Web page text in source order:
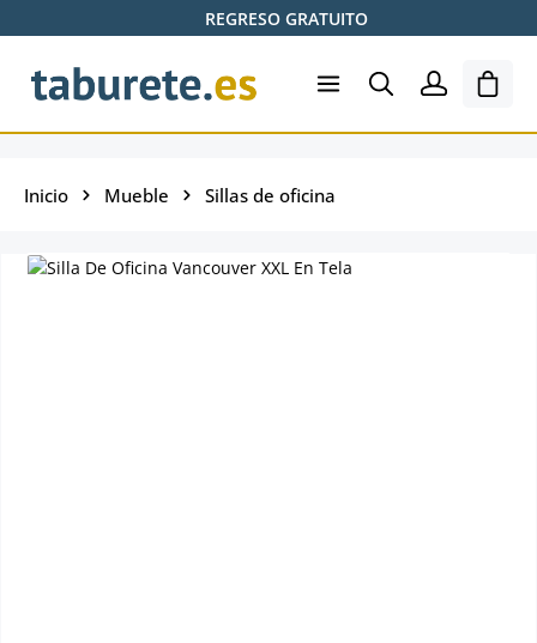
Saltar al contenido principalREGRESO GRATUITO
El
Inicio Mueble Sillas de oficina